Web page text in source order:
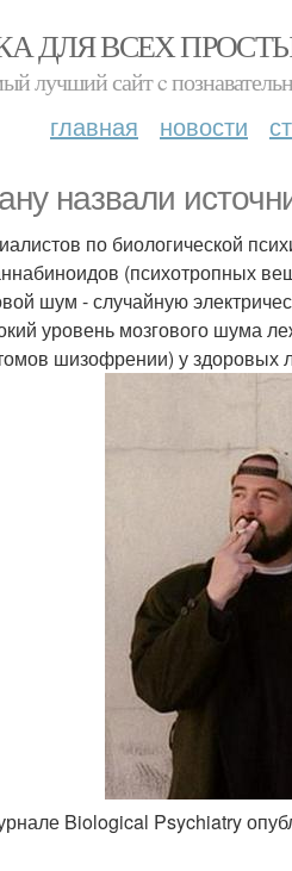
ДЛЯ ВСЕХ
лучший сайт c
главная новости
назвали
по биологической
(психотропных
шум - случайную
уровень мозгового шума
шизофрении) у здоровых
Biological Psychiatry